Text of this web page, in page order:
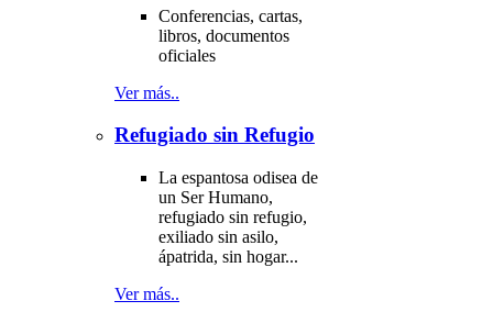
Conferencias, cartas,
libros, documentos
oficiales
Ver más..
Refugiado sin Refugio
La espantosa odisea de
un Ser Humano,
refugiado sin refugio,
exiliado sin asilo,
ápatrida, sin hogar...
Ver más..